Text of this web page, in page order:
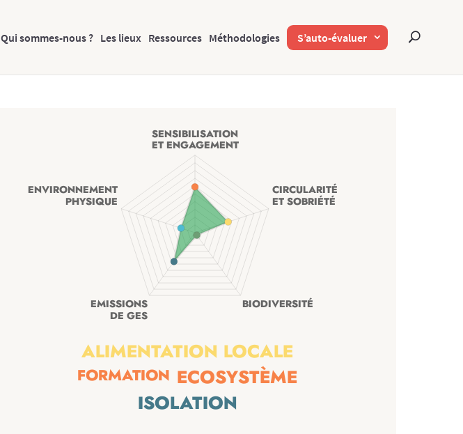
Qui sommes-nous ? Les lieux Ressources Méthodologies S’auto-évaluer
ALIMENTATION LOCALE
FORMATION
ECOSYSTÈME
ISOLATION